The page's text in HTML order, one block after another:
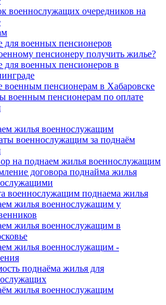
военнослужащих очередников на
для военных пенсионеров
пенсионеру получить жилье?
для военных пенсионеров в
военным пенсионерам в Хабаровске
военным пенсионерам по оплате
жилья военнослужащим
военнослужащим за поднаём
на поднаем жилья военнослужащим
договора поднайма жилья
военнослужащим поднаема жилья
жилья военнослужащим у
жилья военнослужащим в
жилья военнослужащим -
поднаёма жилья для
жилья военнослужащим